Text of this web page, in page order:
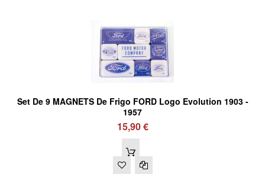
Set De 9 MAGNETS De Frigo FORD Logo Evolution 1903 -
1957
15,90 €